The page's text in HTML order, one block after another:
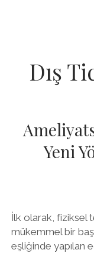
Dış
Yeni
İlk olarak, fiziksel
mükemmel bir
eşliğinde yapılan